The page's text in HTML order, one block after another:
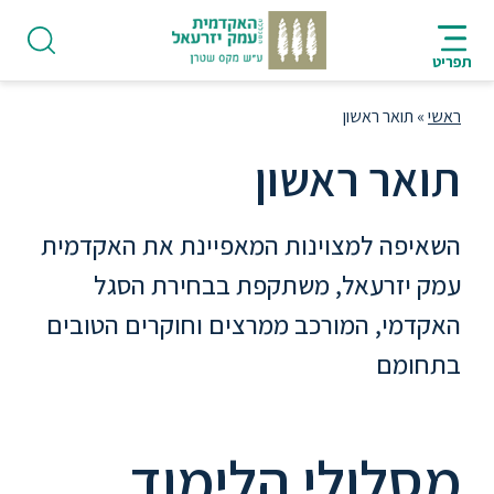
לתוכן
מרכזי
העמוד
תפריט
HE
פודקאסט
אודות
תואר
היחידה
ראשי» תואר ראשון
תואר ראשון
השאיפה למצוינות המאפיינת את האקדמית
עמק יזרעאל, משתקפת בבחירת הסגל
האקדמי, המורכב ממרצים וחוקרים הטובים
בתחומם